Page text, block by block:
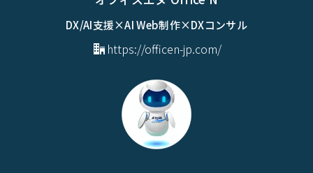
DX/AI支援×AI Web制作×DXコンサル
https://officen-jp.com/